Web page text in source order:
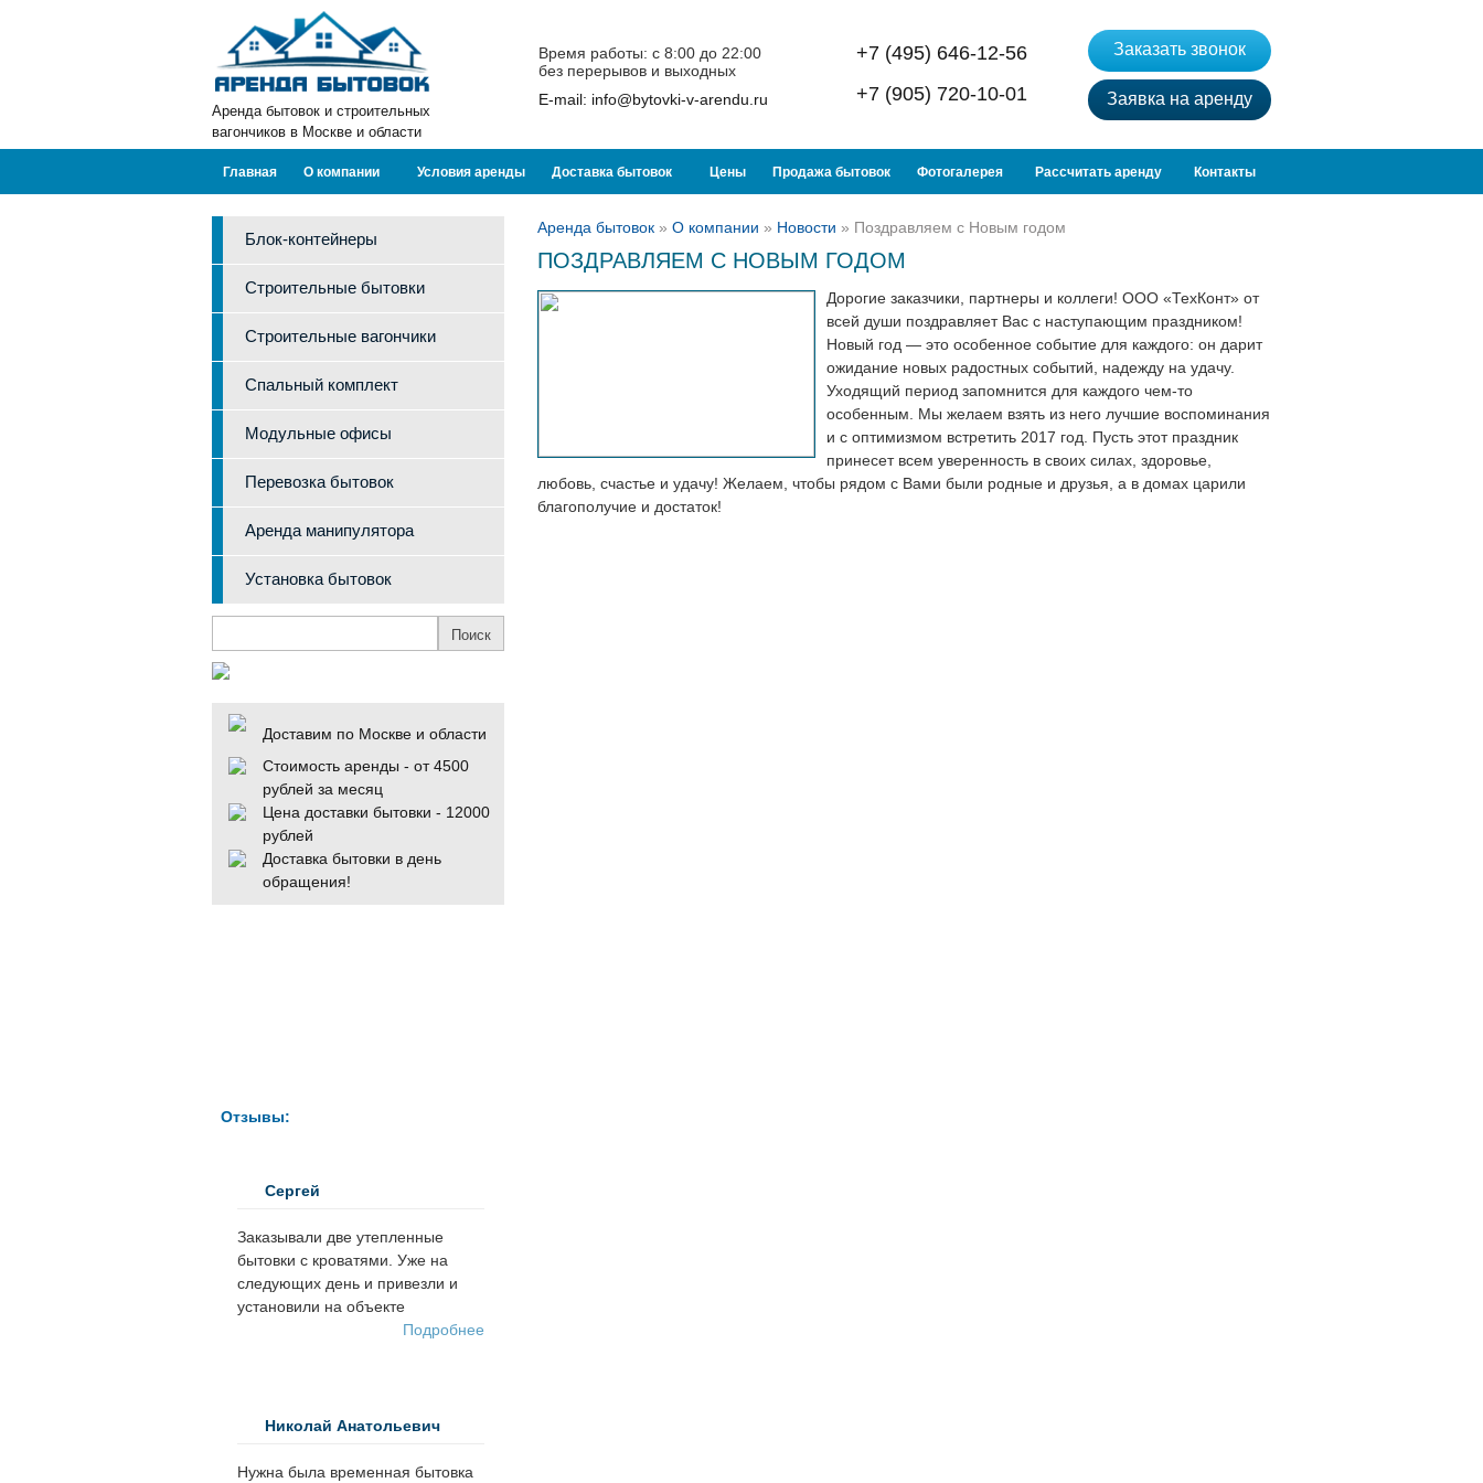
Аренда бытовок и строительных
вагончиков в Москве и области
Время работы: с 8:00 до 22:00
без перерывов и выходных
E-mail: info@bytovki-v-arendu.ru
+7 (495) 646-12-56
+7 (905) 720-10-01
Заказать звонок
Заявка на аренду
Главная О компании Условия аренды Доставка бытовок Цены Продажа бытовок Фотогалерея Рассчитать аренду Контакты
Блок-контейнеры
Строительные бытовки
Строительные вагончики
Спальный комплект
Модульные офисы
Перевозка бытовок
Аренда манипулятора
Установка бытовок
Доставим по Москве и области
Стоимость аренды - от 4500
рублей за месяц
Цена доставки бытовки - 12000
рублей
Доставка бытовки в день
обращения!
Отзывы:
Сергей
Заказывали две утепленные
бытовки с кроватями. Уже на
следующих день и привезли и
установили на объекте
Подробнее
Николай Анатольевич
Нужна была временная бытовка
Аренда бытовок » О компании » Новости » Поздравляем с Новым годом
ПОЗДРАВЛЯЕМ С НОВЫМ ГОДОМ
Дорогие заказчики, партнеры и коллеги! ООО «ТехКонт» от
всей души поздравляет Вас с наступающим праздником!
Новый год — это особенное событие для каждого: он дарит
ожидание новых радостных событий, надежду на удачу.
Уходящий период запомнится для каждого чем-то
особенным. Мы желаем взять из него лучшие воспоминания
и с оптимизмом встретить 2017 год. Пусть этот праздник
принесет всем уверенность в своих силах, здоровье,
любовь, счастье и удачу! Желаем, чтобы рядом с Вами были родные и друзья, а в домах царили
благополучие и достаток!